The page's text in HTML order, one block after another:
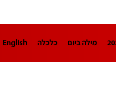
מילה ביום כלכלה English